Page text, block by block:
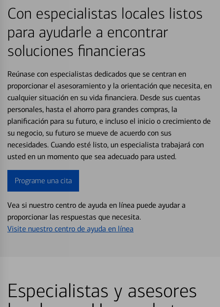
Con especialistas locales listos
para ayudarle a encontrar
soluciones financieras
Reúnase con especialistas dedicados que se centran en
proporcionar el asesoramiento y la orientación que necesita, en
cualquier situación en su vida financiera. Desde sus cuentas
personales, hasta el ahorro para grandes compras, la
planificación para su futuro, e incluso el inicio o crecimiento de
su negocio, su futuro se mueve de acuerdo con sus
necesidades. Cuando esté listo, un especialista trabajará con
usted en un momento que sea adecuado para usted.
Programe una cita
Vea si nuestro centro de ayuda en línea puede ayudar a
proporcionar las respuestas que necesita.
Visite nuestro centro de ayuda en línea
Especialistas y asesores